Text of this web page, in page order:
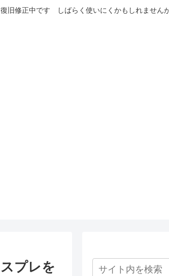
旧修正中です しばらく使いにくかもしれません
プレを